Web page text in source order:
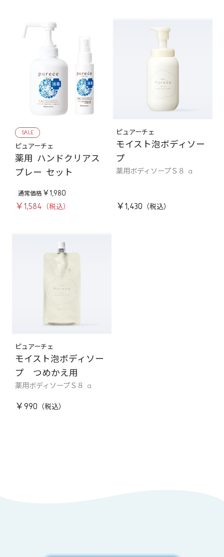
SALE
ピュアーチェ
薬用 ハンドクリアス
プレー セット
￥1,980
￥1,584
ピュアーチェ
モイスト泡ボディソー
プ
薬用ボディソープＳ８ a
￥1,430
ピュアーチェ
モイスト泡ボディソー
プ つめかえ用
薬用ボディソープＳ８ a
￥990